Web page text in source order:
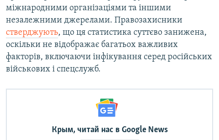
міжнародними організаціями та іншими
незалежними джерелами. Правозахисники
стверджують, що ця статистика суттєво занижена,
оскільки не відображає багатьох важливих
факторів, включаючи інфікування серед російських
військових і спецслужб.
Крым, читай нас в Google News